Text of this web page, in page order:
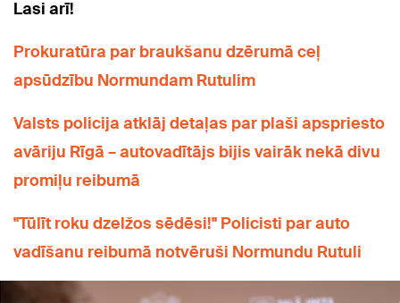
Lasi arī!
Prokuratūra par braukšanu dzērumā ceļ
apsūdzību Normundam Rutulim
Valsts policija atklāj detaļas par plaši apspriesto
avāriju Rīgā – autovadītājs bijis vairāk nekā divu
promiļu reibumā
"Tūlīt roku dzelžos sēdēsi!" Policisti par auto
vadīšanu reibumā notvēruši Normundu Rutuli